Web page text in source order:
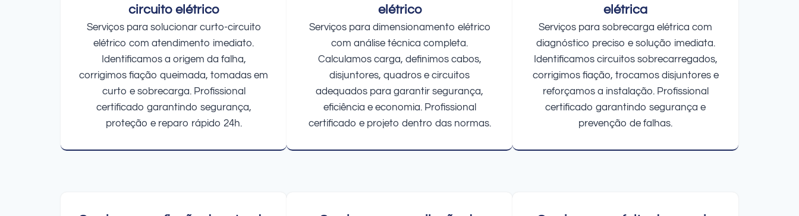
circuito elétrico
Serviços para solucionar curto-circuito
elétrico com atendimento imediato.
Identificamos a origem da falha,
corrigimos fiação queimada, tomadas em
curto e sobrecarga. Profissional
certificado garantindo segurança,
proteção e reparo rápido 24h.
elétrico
Serviços para dimensionamento elétrico
com análise técnica completa.
Calculamos carga, definimos cabos,
disjuntores, quadros e circuitos
adequados para garantir segurança,
eficiência e economia. Profissional
certificado e projeto dentro das normas.
elétrica
Serviços para sobrecarga elétrica com
diagnóstico preciso e solução imediata.
Identificamos circuitos sobrecarregados,
corrigimos fiação, trocamos disjuntores e
reforçamos a instalação. Profissional
certificado garantindo segurança e
prevenção de falhas.